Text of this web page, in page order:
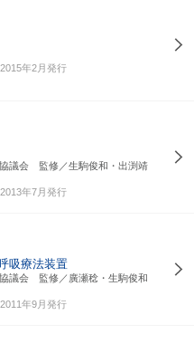
2015年2月発行
議会 監修／生駒俊和・出渕靖
2013年7月発行
吸療法装置
協議会 監修／廣瀬稔・生駒俊和
2011年9月発行